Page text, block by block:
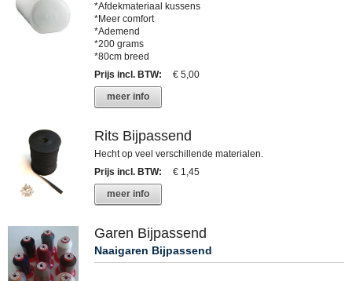
*Afdekmateriaal kussens
*Meer comfort
*Ademend
*200 grams
*80cm breed
Prijs incl. BTW:
€ 5,00
meer info
Rits Bijpassend
Hecht op veel verschillende materialen.
Prijs incl. BTW:
€ 1,45
meer info
Garen Bijpassend
Naaigaren Bijpassend